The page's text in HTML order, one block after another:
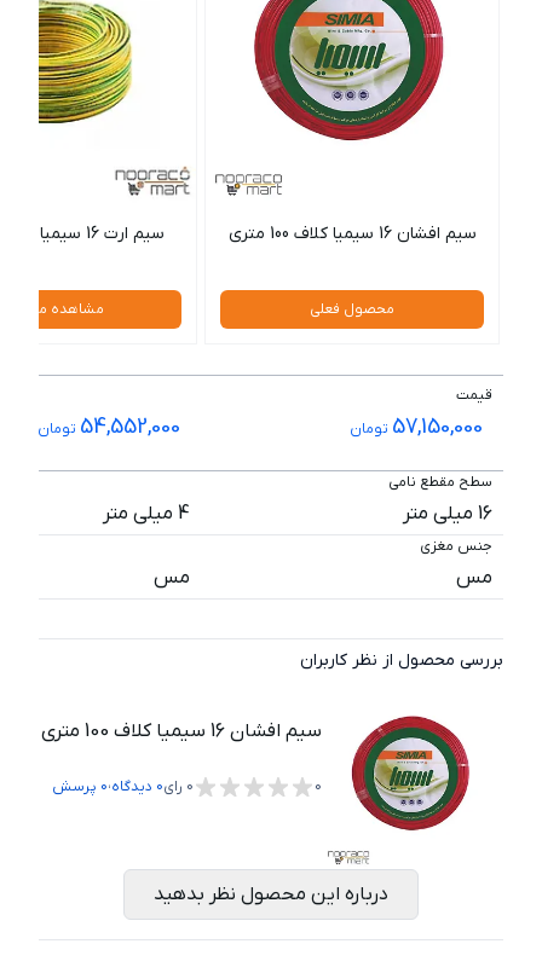
سیم افشان 16 سیمیا کلاف 100 متری
محصول فعلی
سیم ارت 16 سیمیا کلاف 100 متری
مشاهده
قیمت
57,150,000 تومان 54,552,000 تومان
سطح مقطع نامی
16 میلی متر 4 میلی متر
جنس مغزی
مس مس
بررسی محصول از نظر کاربران
سیم افشان 16 سیمیا کلاف 100 متری
0
0 رای0 دیدگاه،0 پرسش
درباره این محصول نظر بدهید